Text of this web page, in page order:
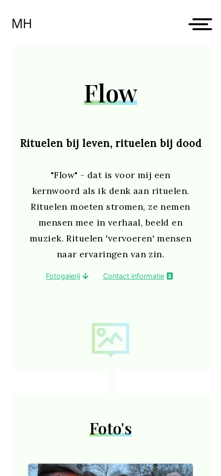
MH
Flow
Rituelen bij leven, rituelen bij dood
"Flow" - dat is voor mij een
kernwoord als ik denk aan rituelen.
Rituelen moeten stromen, ze nemen
mensen mee in verhaal, beeld en
muziek. Rituelen 'vervoeren' mensen
naar ervaringen van zin.
Fotogalerij Contact informatie
Foto's